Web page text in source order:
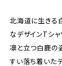
北海道に生きる
なデザインTシャ
凛と立つ白鹿の
すい落ち着いた